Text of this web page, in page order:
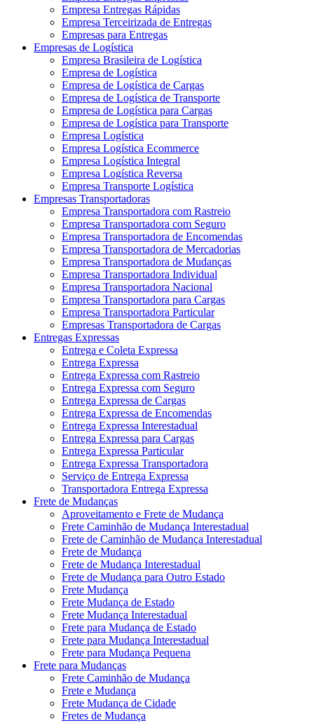
Empresa Entregas Rápidas
Empresa Terceirizada de Entregas
Empresas para Entregas
Empresas de Logística
Empresa Brasileira de Logística
Empresa de Logística
Empresa de Logística de Cargas
Empresa de Logística de Transporte
Empresa de Logística para Cargas
Empresa de Logística para Transporte
Empresa Logística
Empresa Logística Ecommerce
Empresa Logística Integral
Empresa Logística Reversa
Empresa Transporte Logística
Empresas Transportadoras
Empresa Transportadora com Rastreio
Empresa Transportadora com Seguro
Empresa Transportadora de Encomendas
Empresa Transportadora de Mercadorias
Empresa Transportadora de Mudanças
Empresa Transportadora Individual
Empresa Transportadora Nacional
Empresa Transportadora para Cargas
Empresa Transportadora Particular
Empresas Transportadora de Cargas
Entregas Expressas
Entrega e Coleta Expressa
Entrega Expressa
Entrega Expressa com Rastreio
Entrega Expressa com Seguro
Entrega Expressa de Cargas
Entrega Expressa de Encomendas
Entrega Expressa Interestadual
Entrega Expressa para Cargas
Entrega Expressa Particular
Entrega Expressa Transportadora
Serviço de Entrega Expressa
Transportadora Entrega Expressa
Frete de Mudanças
Aproveitamento e Frete de Mudança
Frete Caminhão de Mudança Interestadual
Frete de Caminhão de Mudança Interestadual
Frete de Mudança
Frete de Mudança Interestadual
Frete de Mudança para Outro Estado
Frete Mudança
Frete Mudança de Estado
Frete Mudança Interestadual
Frete para Mudança de Estado
Frete para Mudança Interestadual
Frete para Mudança Pequena
Frete para Mudanças
Frete Caminhão de Mudança
Frete e Mudança
Frete Mudança de Cidade
Fretes de Mudança